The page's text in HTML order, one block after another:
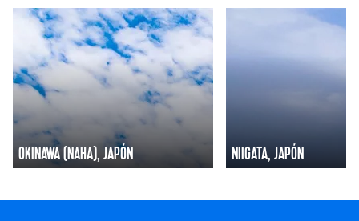
OKINAWA (NAHA), JAPÓN NIIGATA, JAPÓN